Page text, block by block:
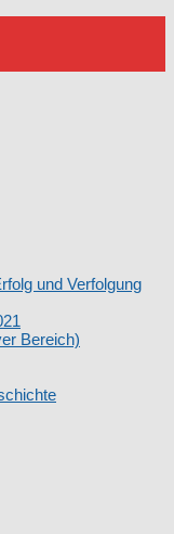
e.V.
und Verfolgung
Bereich)